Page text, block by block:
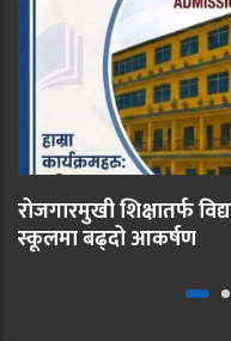
रोजगारमुखी शिक्षातर्फ
स्कूलमा बढ्दो आकर्षण